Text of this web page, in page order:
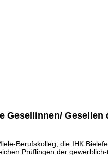
Gesellinnen/
Berufskolleg, die IHK
Prüflingen der